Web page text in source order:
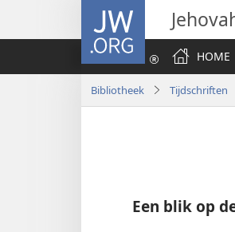
JW.ORG
HOME
Bibliotheek Tijdschriften
Een blik op